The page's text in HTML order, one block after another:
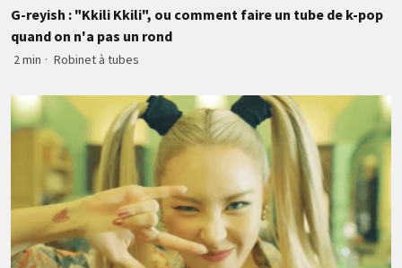
G-reyish : "Kkili Kkili", ou comment faire un tube de k-pop
quand on n'a pas un rond
2 min · Robinet à tubes